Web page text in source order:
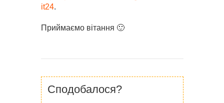
it24.
Приймаємо вітання 🙂
Сподобалося?